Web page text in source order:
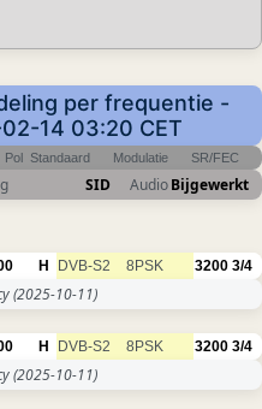
per frequentie -
14 03:20 CET
Pol Standaard Modulatie SR/FEC
SID AudioBijgewerkt
H DVB-S2 8PSK 3200 3/4
(2025-10-11)
H DVB-S2 8PSK 3200 3/4
(2025-10-11)